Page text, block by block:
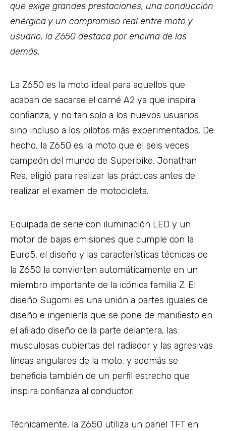
que exige grandes prestaciones, una conducción
enérgica y un compromiso real entre moto y
usuario, la Z650 destaca por encima de las
demás.
La Z650 es la moto ideal para aquellos que
acaban de sacarse el carné A2 ya que inspira
confianza, y no tan solo a los nuevos usuarios
sino incluso a los pilotos más experimentados. De
hecho, la Z650 es la moto que el seis veces
campeón del mundo de Superbike, Jonathan
Rea, eligió para realizar las prácticas antes de
realizar el examen de motocicleta.
Equipada de serie con iluminación LED y un
motor de bajas emisiones que cumple con la
Euro5, el diseño y las características técnicas de
la Z650 la convierten automáticamente en un
miembro importante de la icónica familia Z. El
diseño Sugomi es una unión a partes iguales de
diseño e ingeniería que se pone de manifiesto en
el afilado diseño de la parte delantera, las
musculosas cubiertas del radiador y las agresivas
líneas angulares de la moto, y además se
beneficia también de un perfil estrecho que
inspira confianza al conductor.
Técnicamente, la Z650 utiliza un panel TFT en